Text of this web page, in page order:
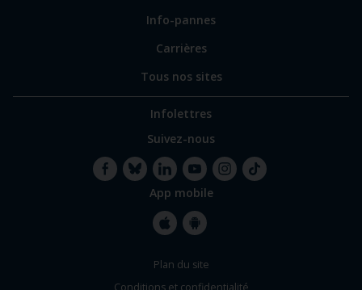
Info-pannes
Carrières
Tous nos sites
Infolettres
Suivez-nous
BlueskyLinkedInYouTube
App mobile
StoreStore
Plan du site
Conditions et confidentialité